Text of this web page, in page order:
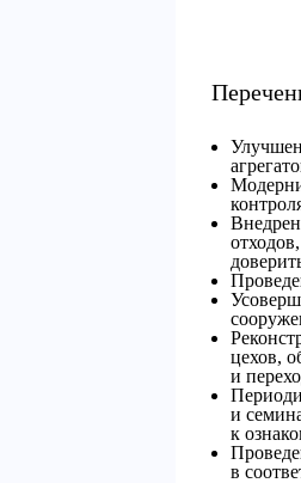
цехов,
и
и
к
в